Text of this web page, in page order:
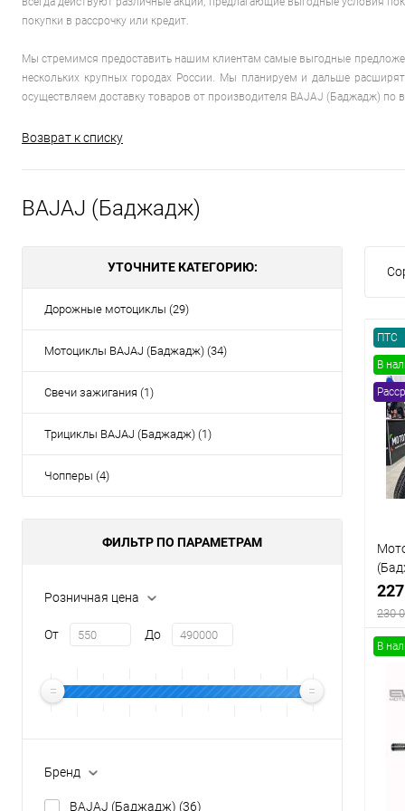
покупки в рассрочку или кредит.
Мы стремимся предоставить нашим клиентам самые выгодные
нескольких крупных городах России. Мы планируем и дальше
осуществляем доставку товаров от производителя BAJAJ (Баджадж)
Возврат к списку
BAJAJ (Баджадж)
УТОЧНИТЕ КАТЕГОРИЮ:
Дорожные мотоциклы (29)
Мотоциклы BAJAJ (Баджадж) (34)
Свечи зажигания (1)
Трициклы BAJAJ (Баджадж) (1)
Чопперы (4)
ФИЛЬТР ПО ПАРАМЕТРАМ
Розничная цена
От До
Бренд
BAJAJ (Баджадж) (36)
ПТС
В
230
В